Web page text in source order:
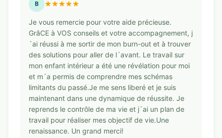
B
Je vous remercie pour votre aide précieuse.
GrâCE à VOS conseils et votre accompagnement, j
´ai réussi à me sortir de mon burn-out et à trouver
des solutions pour aller de l´avant. Le travail sur
mon enfant intérieur a été une révélation pour moi
et m´a permis de comprendre mes schémas
limitants du passé.Je me sens liberé et je suis
maintenant dans une dynamique de réussite. Je
reprends le contrôle de ma vie et j´ai un plan de
travail pour réaliser mes objectif de vie.Une
renaissance. Un grand merci!